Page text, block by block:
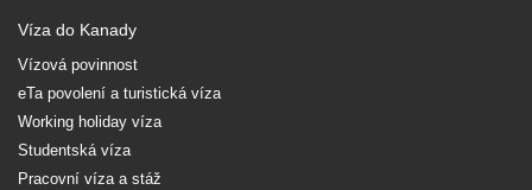
Víza do Kanady
Vízová povinnost
eTa povolení a turistická víza
Working holiday víza
Studentská víza
Pracovní víza a stáž